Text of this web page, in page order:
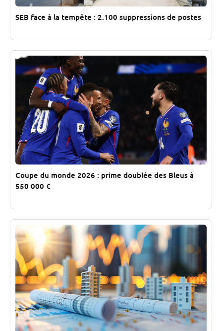
SEB face à la tempête : 2.100 suppressions de postes
Coupe du monde 2026 : prime doublée des Bleus à
550 000 €